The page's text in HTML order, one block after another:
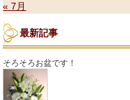
« 7月
最新記事
そろそろお盆です！